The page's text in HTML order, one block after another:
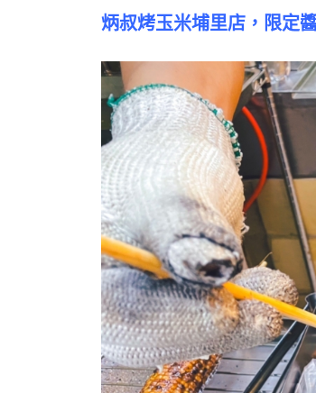
炳叔烤玉米埔里店，限定